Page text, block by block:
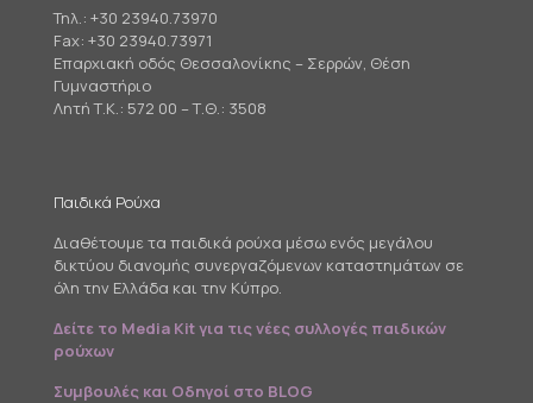
Τηλ.: +30 23940.73970
Fax: +30 23940.73971
Επαρχιακή οδός Θεσσαλονίκης – Σερρών, Θέση
Γυμναστήριο
Λητή Τ.Κ.: 572 00 – Τ.Θ.: 3508
Παιδικά Ρούχα
Διαθέτουμε τα παιδικά ρούχα μέσω ενός μεγάλου
δικτύου διανομής συνεργαζόμενων καταστημάτων σε
όλη την Ελλάδα και την Κύπρο.
Δείτε το Media Kit για τις νέες συλλογές παιδικών
ρούχων
Συμβουλές και Οδηγοί στο BLOG